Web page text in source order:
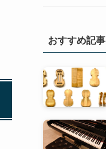
おすすめ記事